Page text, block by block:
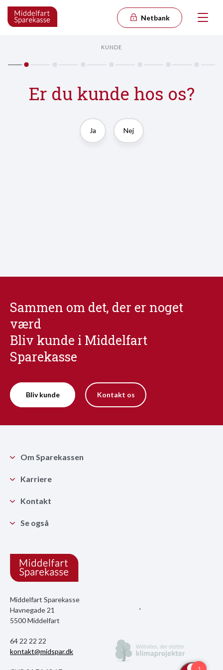
Netbank
KUNDE
Er du kunde hos os?
Ja Nej
Sammen om det, der er noget
værd
Bliv kunde i Middelfart
Sparekasse
Bliv kunde Kontakt os
Middelfart Sparekasse
Havnegade 21
5500 Middelfart
64 22 22 22
kontakt@midspar.dk
Om Sparekassen
Karriere
Kontakt
Se også